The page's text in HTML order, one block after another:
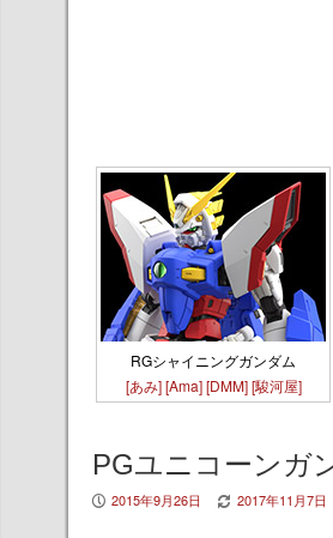
RGシャイニングガンダム
[あみ] [Ama] [DMM] [駿河屋]
PGユニコーンガ
P 2015年9月26日 V 2017年11月7日